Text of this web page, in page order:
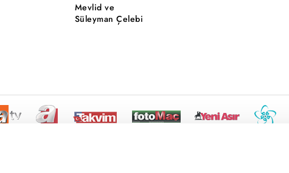
Mevlid ve
Süleyman Çelebi